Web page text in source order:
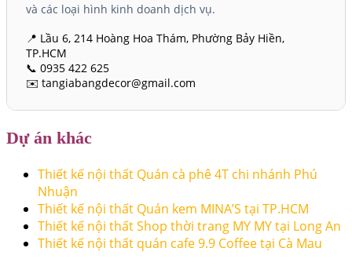
và các loại hình kinh doanh dịch vụ.
📍 Lầu 6, 214 Hoàng Hoa Thám, Phường Bảy Hiền,
TP.HCM
📞 0935 422 625
✉️ tangiabangdecor@gmail.com
Dự án khác
Thiết kế nội thất Quán cà phê 4T chi nhánh Phú
Nhuận
Thiết kế nội thất Quán kem MINA’S tại TP.HCM
Thiết kế nội thất Shop thời trang MY MY tại Long An
Thiết kế nội thất quán cafe 9.9 Coffee tại Cà Mau